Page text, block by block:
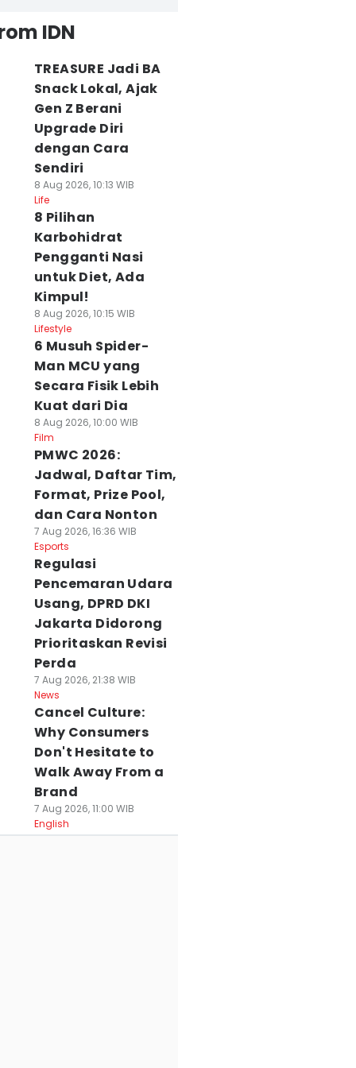
IDN
TREASURE Jadi BA
Snack Lokal, Ajak
Gen Z Berani
Upgrade Diri
dengan Cara
Sendiri
8 Aug 2026, 10:13 WIB
Life
8 Pilihan
Karbohidrat
Pengganti Nasi
untuk Diet, Ada
Kimpul!
8 Aug 2026, 10:15 WIB
Lifestyle
6 Musuh Spider-
Man MCU yang
Secara Fisik Lebih
Kuat dari Dia
8 Aug 2026, 10:00 WIB
Film
PMWC 2026:
Jadwal, Daftar Tim,
Format, Prize Pool,
dan Cara Nonton
7 Aug 2026, 16:36 WIB
Esports
Regulasi
Pencemaran Udara
Usang, DPRD DKI
Jakarta Didorong
Prioritaskan Revisi
Perda
7 Aug 2026, 21:38 WIB
News
Cancel Culture:
Why Consumers
Don't Hesitate to
Walk Away From a
Brand
7 Aug 2026, 11:00 WIB
English